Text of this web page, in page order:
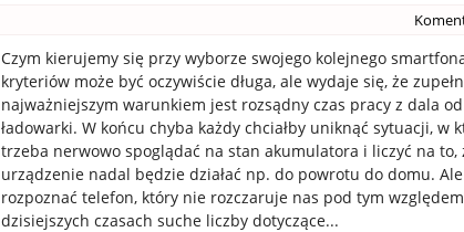
Czym kierujemy się przy wyborze swojego kolejnego
kryteriów może być oczywiście długa, ale wydaje się, że
najważniejszym warunkiem jest rozsądny czas pracy z dala od
ładowarki. W końcu chyba każdy chciałby uniknąć sytuacji, w
trzeba nerwowo spoglądać na stan akumulatora i liczyć na to,
urządzenie nadal będzie działać np. do powrotu do domu.
rozpoznać telefon, który nie rozczaruje nas pod tym
dzisiejszych czasach suche liczby dotyczące...